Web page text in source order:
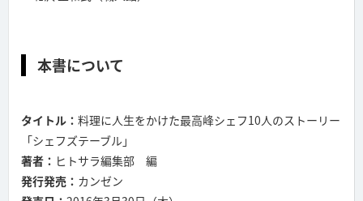
本書について
タイトル： 料理に人生をかけた最高峰シェフ10人のストーリー
「シェフズテーブル」
著者： ヒトサラ編集部 編
発行発売： カンゼン